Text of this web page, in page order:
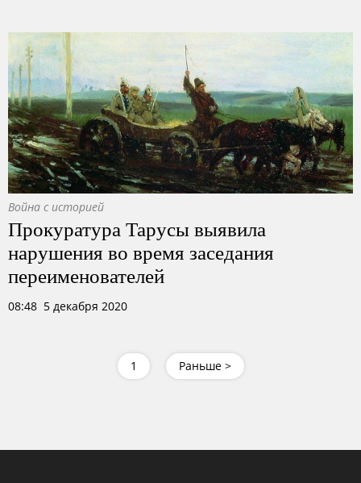
Война с историей
Прокуратура Тарусы выявила
нарушения во время заседания
переименователей
08:48 5 декабря 2020
1 Раньше >